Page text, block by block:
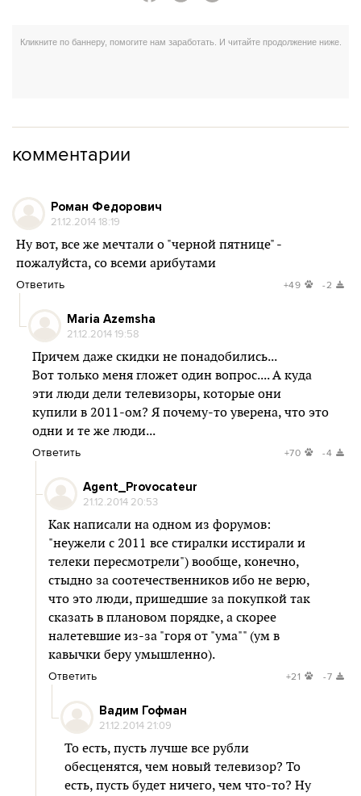
комментарии
Роман Федорович
21.12.2014 18:19
Ну вот, все же мечтали о "черной пятнице" -
пожалуйста, со всеми арибутами
Ответить +49 -2
Maria Azemsha
21.12.2014 19:58
Причем даже скидки не понадобились...
Вот только меня гложет один вопрос.... А куда
эти люди дели телевизоры, которые они
купили в 2011-ом? Я почему-то уверена, что это
одни и те же люди...
Ответить +70 -4
Agent_Provocateur
21.12.2014 20:53
Как написали на одном из форумов:
"неужели с 2011 все стиралки исстирали и
телеки пересмотрели") вообще, конечно,
стыдно за соотечественников ибо не верю,
что это люди, пришедшие за покупкой так
сказать в плановом порядке, а скорее
налетевшие из-за "горя от "ума"" (ум в
кавычки беру умышленно).
Ответить +21 -7
Вадим Гофман
21.12.2014 21:09
То есть, пусть лучше все рубли
обесценятся, чем новый телевизор? То
есть, пусть будет ничего, чем что-то? Ну